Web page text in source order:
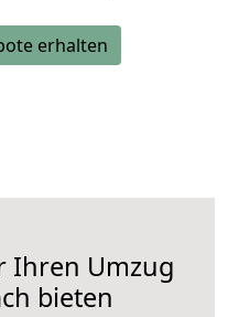
erhalten
Ihren Umzug
bieten